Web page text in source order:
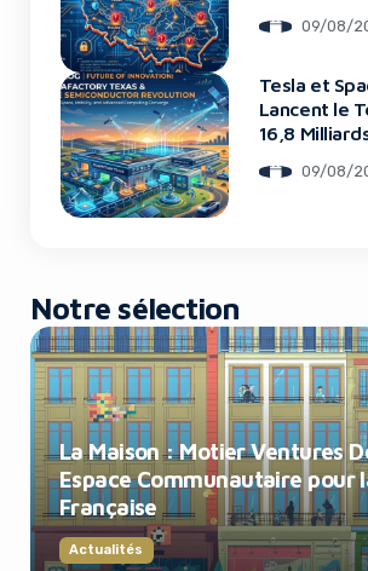
09/08/
Tesla et
Lancent le
16,8
09/08/
Notre sélection
La Maison : Motier Ventures
Espace Communautaire pour
Française
Actualités
No Thanks